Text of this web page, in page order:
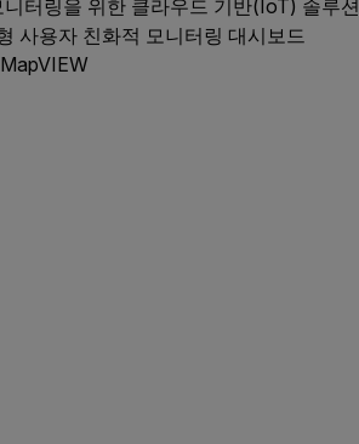
터링을 위한 클라우드 기반(IoT) 솔루션
사용자 친화적 모니터링 대시보드